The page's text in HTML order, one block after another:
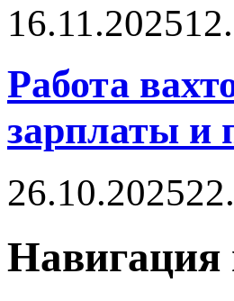
16.11.2025
Работа
зарплаты и
26.10.2025
Навигация